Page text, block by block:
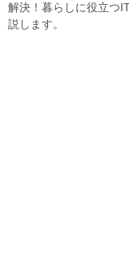
解決！暮らしに役立つ
説します。